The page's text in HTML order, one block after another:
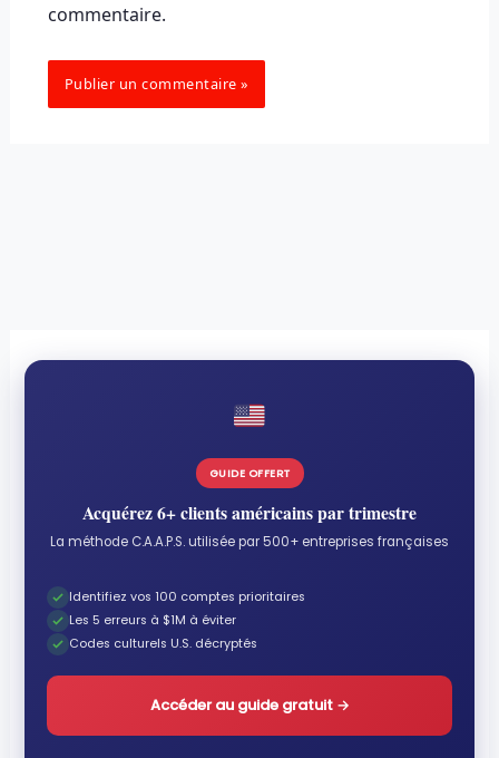
commentaire.
GUIDE OFFERT
Acquérez 6+ clients américains par trimestre
La méthode C.A.A.P.S. utilisée par 500+ entreprises françaises
Identifiez vos 100 comptes prioritaires
Les 5 erreurs à $1M à éviter
Codes culturels U.S. décryptés
Accéder au guide gratuit →